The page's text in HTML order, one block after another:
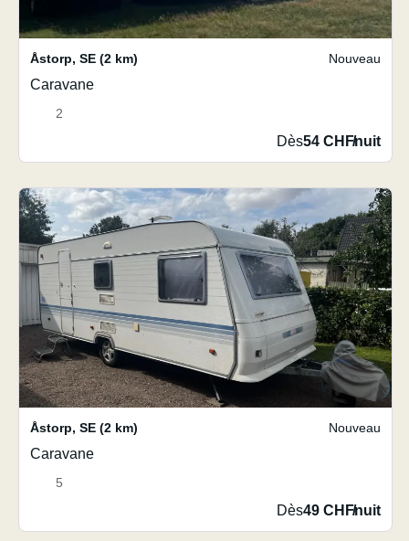
Åstorp, SE (2 km) Nouveau
Caravane
2
Dès54 CHF/nuit
Åstorp, SE (2 km) Nouveau
Caravane
5
Dès49 CHF/nuit